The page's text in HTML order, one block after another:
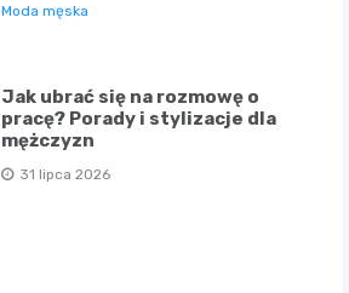
Moda męska
Jak ubrać się na rozmowę o
pracę? Porady i stylizacje dla
mężczyzn
31 lipca 2026